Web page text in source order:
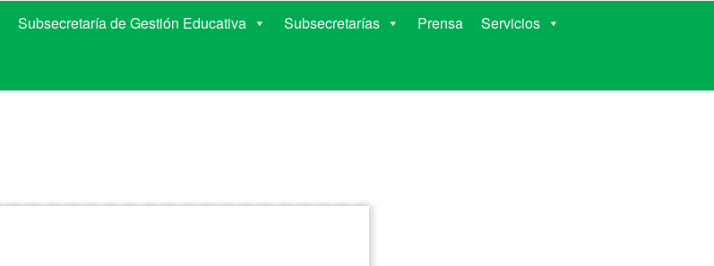
DE CORRIENTES
Subsecretaría de Gestión Educativa Subsecretarías Prensa Servicios